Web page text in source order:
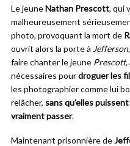
Le jeuneNathan Prescott, qui
malheureusement
photo, provoquant la mort de
ouvrit alors la porte à Jefferson,
faire chanter le jeune Prescott,
nécessaires pourdroguer les
les photographier comme lui
relâcher, sans qu’elles
vraiment passer.
Maintenant prisonnière de